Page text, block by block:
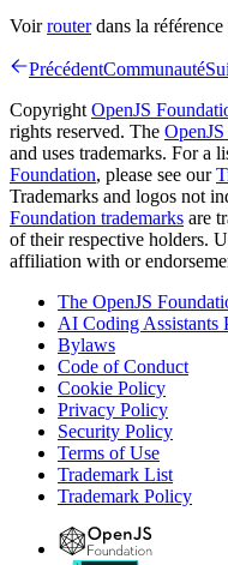
Voirrouterdans la référence
PrécédentCommunauté
Copyright OpenJS
rights reserved. The
and uses trademarks. For a
Foundation, please see our
Trademarks and logos not
Foundation trademarks are
of their respective holders.
affiliation with or
The OpenJS
AI Coding Assistants
Bylaws
Code of Conduct
Cookie Policy
Privacy Policy
Security Policy
Terms of Use
Trademark List
Trademark Policy